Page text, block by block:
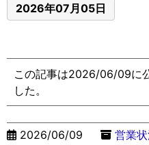
2026年07月05日
この記事は2026/06/09に
した。
2026/06/09 営業